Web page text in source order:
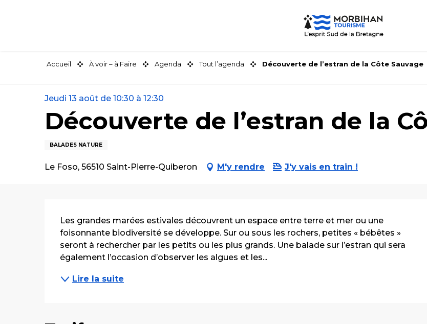
Accueil À voir – à Faire Agenda Tout l’agenda Découverte de l’estran de la Côte Sauvage
Jeudi 13 août de 10:30 à 12:30
Découverte de l’estran de la
BALADES NATURE
Le Foso, 56510 Saint-Pierre-Quiberon M'y rendre J'y vais en train !
Description
Les grandes marées estivales découvrent un espace entre terre et mer ou une
foisonnante biodiversité se développe. Sur ou sous les rochers, petites « bébêtes »
seront à rechercher par les petits ou les plus grands. Une balade sur l’estran qui sera
également l’occasion d’observer les algues et les...
Lire la suite